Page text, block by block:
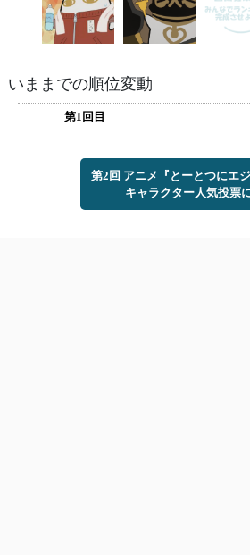
いままでの順位変動
第1回目
第2回 アニメ『とーとつにエ
キャラクター人気投票